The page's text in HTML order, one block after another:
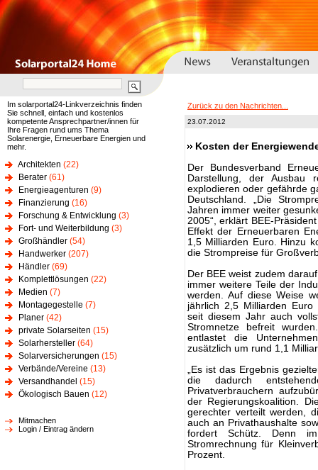
Im solarportal24-Linkverzeichnis finden
Sie schnell, einfach und kostenlos
kompetente Ansprechpartner/innen für
Ihre Fragen rund ums Thema
Solarenergie, Erneuerbare Energien und
mehr.
Architekten (22)
Berater (61)
Energieagenturen (9)
Finanzierung (16)
Forschung & Entwicklung (3)
Fort- und Weiterbildung (3)
Großhändler (54)
Handwerker (207)
Händler (69)
Komplettlösungen (22)
Medien (7)
Montagegestelle (7)
Planer (42)
private Solarseiten (15)
Solarhersteller (64)
Solarversicherungen (15)
Verbände/Vereine (13)
Versandhandel (15)
Ökologisch Bauen (12)
Mitmachen
Login / Eintrag ändern
Zurück zu den Nachrichten...
23.07.2012
Kosten der
Der Bundesverband
Darstellung, der Ausbau
explodieren oder gefährde
Deutschland. „Die
Jahren immer weiter
2005“, erklärt BEE-
Effekt der Erneuerbaren
1,5 Milliarden Euro. Hinzu
die Strompreise für
Der BEE weist zudem
immer weitere Teile der
werden. Auf diese Weise
jährlich 2,5 Milliarden
seit diesem Jahr auch
Stromnetze befreit
entlastet die
zusätzlich um rund 1,1
„Es ist das Ergebnis
die dadurch
Privatverbrauchern
der Regierungskoalition.
gerechter verteilt werden,
auch an Privathaushalte
fordert Schütz. Denn
Stromrechnung für
Prozent.